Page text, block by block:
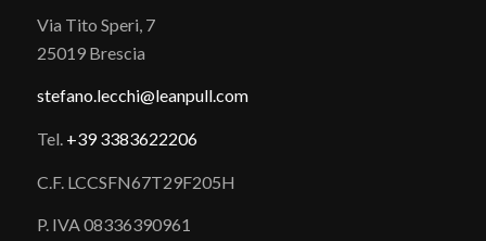
Via Tito Speri, 7
25019 Brescia
stefano.lecchi@leanpull.com
Tel. +39 3383622206
C.F. LCCSFN67T29F205H
P. IVA 08336390961